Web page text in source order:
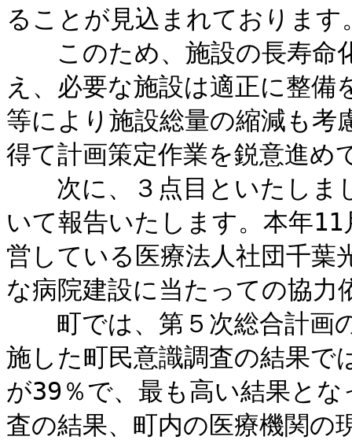
ることが見込まれております
このため、施設の長寿命
え、必要な施設は適正に整備
等により施設総量の縮減も考
得て計画策定作業を鋭意進め
次に、３点目といたしま
いて報告いたします。本年
営している医療法人社団千葉
な病院建設に当たっての協力
町では、第５次総合計画
施した町民意識調査の結果で
が39％で、最も高い結果と
査の結果、町内の医療機関の